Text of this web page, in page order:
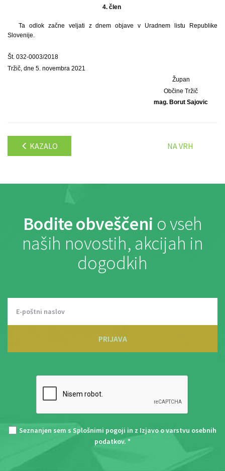
4. člen
Ta odlok začne veljati z dnem objave v Uradnem listu Republike
Slovenije.
Št. 032-0003/2018
Tržič, dne 5. novembra 2021
Župan
Občine Tržič
mag. Borut Sajovic
KAZALO NA VRH
Bodite obveščeni o vseh
naših novostih, akcijah in
dogodkih
PRIJAVA
Seznanjen sem s Splošnimi pogoji in z Izjavo o varstvu osebnih
podatkov. *